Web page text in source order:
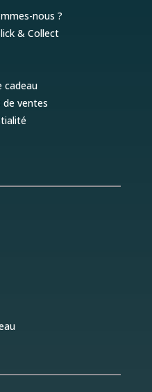
nous ?
& Collect
cadeau
de ventes